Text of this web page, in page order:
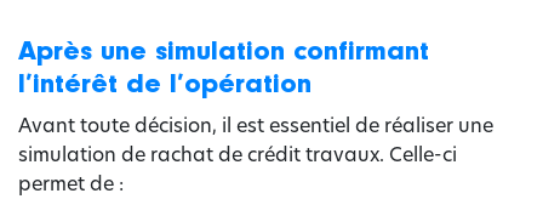
Après une simulation confirmant
l’intérêt de l’opération
Avant toute décision, il est essentiel de réaliser une
simulation de rachat de crédit travaux. Celle-ci
permet de :